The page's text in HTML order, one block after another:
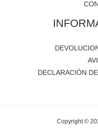
DECLARACIÓN
Copyright ©